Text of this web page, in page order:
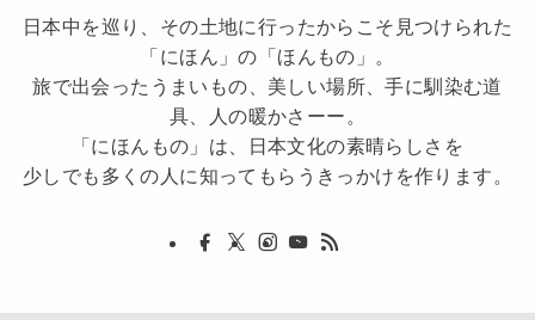
日本中を巡り、その土地に行ったからこそ見つけられた
「にほん」の「ほんもの」。
旅で出会ったうまいもの、美しい場所、手に馴染む道
具、人の暖かさーー。
「にほんもの」は、日本文化の素晴らしさを
少しでも多くの人に知ってもらうきっかけを作ります。